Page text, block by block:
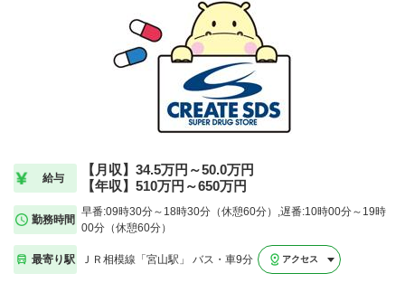
給与
【月収】34.5万円～50.0万円
【年収】510万円～650万円
勤務時間
早番:09時30分～18時30分（休憩60分）,遅番:10時00分～19時
00分（休憩60分）
最寄り駅 ＪＲ相模線「宮山駅」 バス・車9分 アクセス